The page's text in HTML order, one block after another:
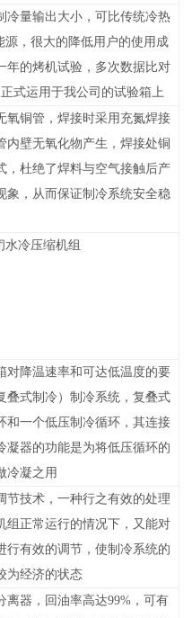
冷量输出 大小，可比传统冷热
源，很大的降低用户的使用成
年的烤机试验，多次数据比对
式运用于我公司的试验箱上
氧铜管，焊接时采用充氮焊接
内壁无氧化物产生，焊接处铜
，杜绝了焊料与空气接触后产
象，从而保证制冷系统安全稳
水冷压缩机组
对降温速率和可达低温度的要
叠式制冷）制冷系统，复叠式
和一个低压制冷循环，其连接
凝器的功能是为将低压循环的
冷凝之用
节技术，一种行之有效的处理
组正常运行的情况下，又能对
行有效的调节，使制冷系统的
为经济的状态
离器，回油率高达99%，可有